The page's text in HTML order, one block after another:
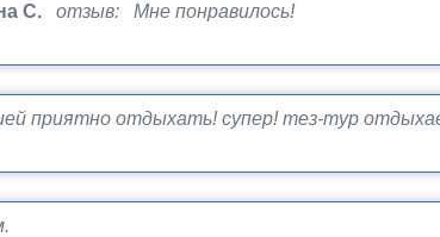
С.
отзыв: Мне понравилось!
приятно отдыхать! супер! тез-тур